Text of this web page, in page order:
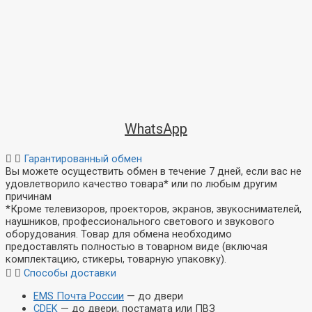
WhatsApp
Гарантированный обмен
Вы можете осуществить обмен в течение 7 дней, если вас не
удовлетворило качество товара* или по любым другим
причинам
*Кроме телевизоров, проекторов, экранов, звукоснимателей,
наушников, профессионального светового и звукового
оборудования. Товар для обмена необходимо
предоставлять полностью в товарном виде (включая
комплектацию, стикеры, товарную упаковку).
Способы доставки
EMS Почта России — до двери
CDEK — до двери, постамата или ПВЗ